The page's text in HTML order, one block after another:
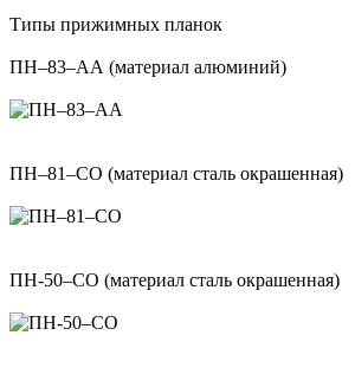
Типы прижимных планок
ПН–83–АА (материал алюминий)
ПН–81–СО (материал сталь окрашенная)
ПН‐50–СО (материал сталь окрашенная)